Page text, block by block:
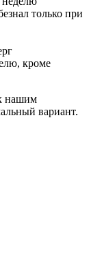
только при
кроме
нашим
вариант.